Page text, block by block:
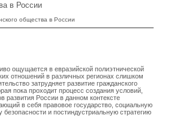
в России
общества в России
ощущается в евразийской полиэтнической
отношений в различных регионах слишком
затрудняет развитие гражданского
пока проходит процесс создания условий,
развития России в данном контексте
в себя правовое государство, социальную
и постиндустриальную стратегию